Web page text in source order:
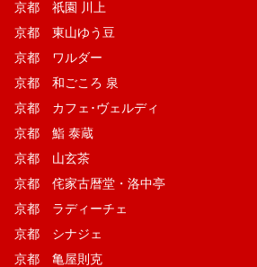
京都 祇園 川上
京都 東山ゆう豆
京都 ワルダー
京都 和ごころ 泉
京都 カフェ･ヴェルディ
京都 鮨 泰蔵
京都 山玄茶
京都 侘家古暦堂・洛中亭
京都 ラディーチェ
京都 シナジェ
京都 亀屋則克